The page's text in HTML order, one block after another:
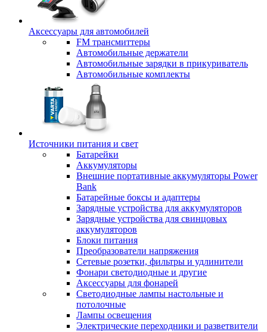
Аксессуары для автомобилей
FM трансмиттеры
Автомобильные держатели
Автомобильные зарядки в прикуриватель
Автомобильные комплекты
Источники питания и свет
Батарейки
Аккумуляторы
Внешние портативные аккумуляторы Power
Bank
Батарейные боксы и адаптеры
Зарядные устройства для аккумуляторов
Зарядные устройства для свинцовых
аккумуляторов
Блоки питания
Преобразователи напряжения
Сетевые розетки, фильтры и удлинители
Фонари светодиодные и другие
Аксессуары для фонарей
Светодиодные лампы настольные и
потолочные
Лампы освещения
Электрические переходники и разветвители